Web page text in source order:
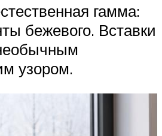
гамма:
бежевого. Вставки
узором.